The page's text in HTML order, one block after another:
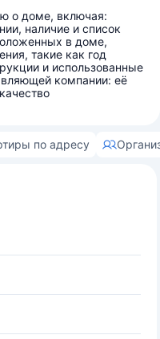
о доме, включая:
наличие и список
в доме,
такие как год
и использованные
компании: её
по адресу